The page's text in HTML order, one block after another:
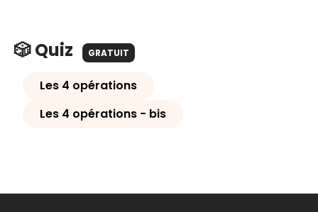
🎲 Quiz GRATUIT
Les 4 opérations
Les 4 opérations - bis